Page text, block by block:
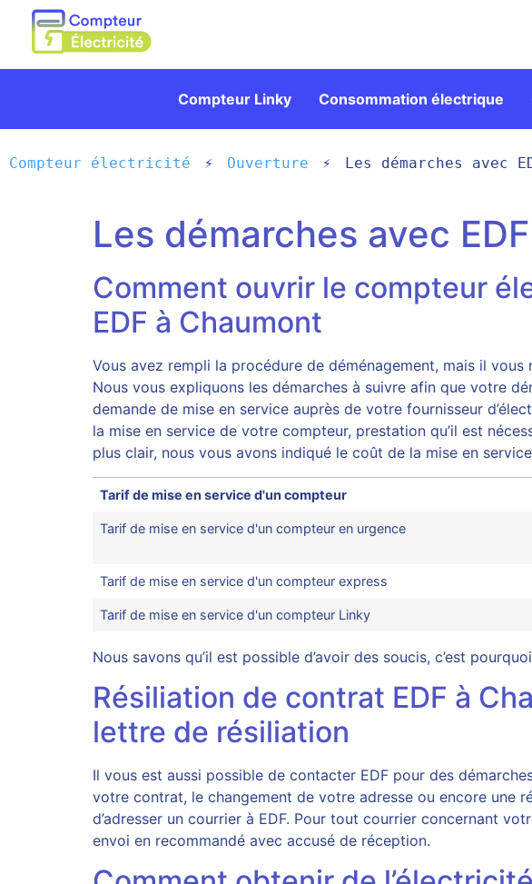
Compteur Linky Consommation électrique
Compteur électricité Ouverture Les démarches avec
Les démarches avec
Comment ouvrir le compteur
EDF à Chaumont
Vous avez rempli la procédure de déménagement, mais il vous
Nous vous expliquons les démarches à suivre afin que votre
demande de mise en service auprès de votre fournisseur
la mise en service de votre compteur, prestation qu’il est
plus clair, nous vous avons indiqué le coût de la mise en
Tarif de mise en service d'un compteur
Tarif de mise en service d'un compteur en urgence
Tarif de mise en service d'un compteur express
Tarif de mise en service d'un compteur Linky
Nous savons qu’il est possible d’avoir des soucis, c’est
Résiliation de contrat EDF à
lettre de résiliation
Il vous est aussi possible de contacter EDF pour des
votre contrat, le changement de votre adresse ou encore une
d’adresser un courrier à EDF. Pour tout courrier concernant
envoi en recommandé avec accusé de réception.